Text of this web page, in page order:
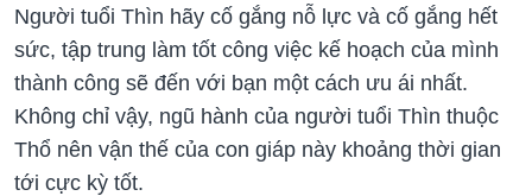
Người tuổi Thìn hãy cố gắng nỗ lực và cố gắng hết
sức, tập trung làm tốt công việc kế hoạch của mình
thành công sẽ đến với bạn một cách ưu ái nhất.
Không chỉ vậy, ngũ hành của người tuổi Thìn thuộc
Thổ nên vận thế của con giáp này khoảng thời gian
tới cực kỳ tốt.